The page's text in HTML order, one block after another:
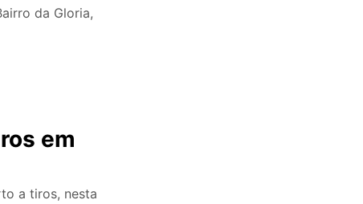
da Gloria,
em
a tiros, nesta